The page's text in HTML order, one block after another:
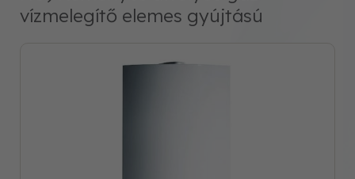
vízmelegítő elemes gyújtású